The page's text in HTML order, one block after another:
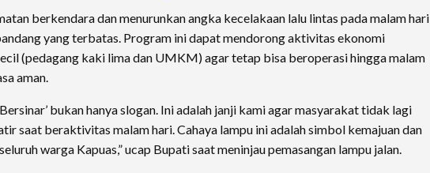
berkendara dan menurunkan angka kecelakaan lalu lintas pada malam hari
yang terbatas. Program ini dapat mendorong aktivitas ekonomi
(pedagang kaki lima dan UMKM) agar tetap bisa beroperasi hingga malam
aman.
Bersinar’ bukan hanya slogan. Ini adalah janji kami agar masyarakat tidak lagi
saat beraktivitas malam hari. Cahaya lampu ini adalah simbol kemajuan dan
warga Kapuas,” ucap Bupati saat meninjau pemasangan lampu jalan.